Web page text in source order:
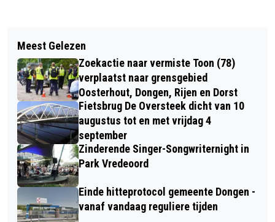
WELKE LIBELLEN LEVEN ER IN UW
BUURT?
VOLKSPARTIJ DONGEN EN CDA
PRESENTEREN BESTUURSAKKOORD:
'DOEN WAT NODIG IS!'
Meest Gelezen
Zoekactie naar vermiste Toon (78)
verplaatst naar grensgebied
Oosterhout, Dongen, Rijen en Dorst
Fietsbrug De Oversteek dicht van 10
augustus tot en met vrijdag 4
september
Zinderende Singer-Songwriternight in
Park Vredeoord
Einde hitteprotocol gemeente Dongen -
vanaf vandaag reguliere tijden